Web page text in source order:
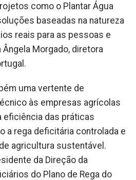
como o Plantar Água
baseadas na natureza
reais para as pessoas e
Ângela Morgado, diretora
uma vertente de
às empresas agrícolas
eficiência das práticas
a rega deficitária controlada e
agricultura sustentável.
da Direção da
do Plano de Rega do